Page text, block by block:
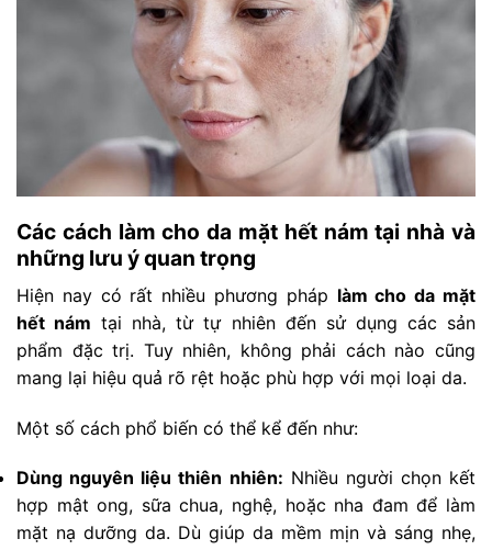
Các cách làm cho da mặt hết nám tại nhà và
những lưu ý quan trọng
Hiện nay có rất nhiều phương pháp làm cho da mặt
hết nám tại nhà, từ tự nhiên đến sử dụng các sản
phẩm đặc trị. Tuy nhiên, không phải cách nào cũng
mang lại hiệu quả rõ rệt hoặc phù hợp với mọi loại da.
Một số cách phổ biến có thể kể đến như:
Dùng nguyên liệu thiên nhiên: Nhiều người chọn kết
hợp mật ong, sữa chua, nghệ, hoặc nha đam để làm
mặt nạ dưỡng da. Dù giúp da mềm mịn và sáng nhẹ,